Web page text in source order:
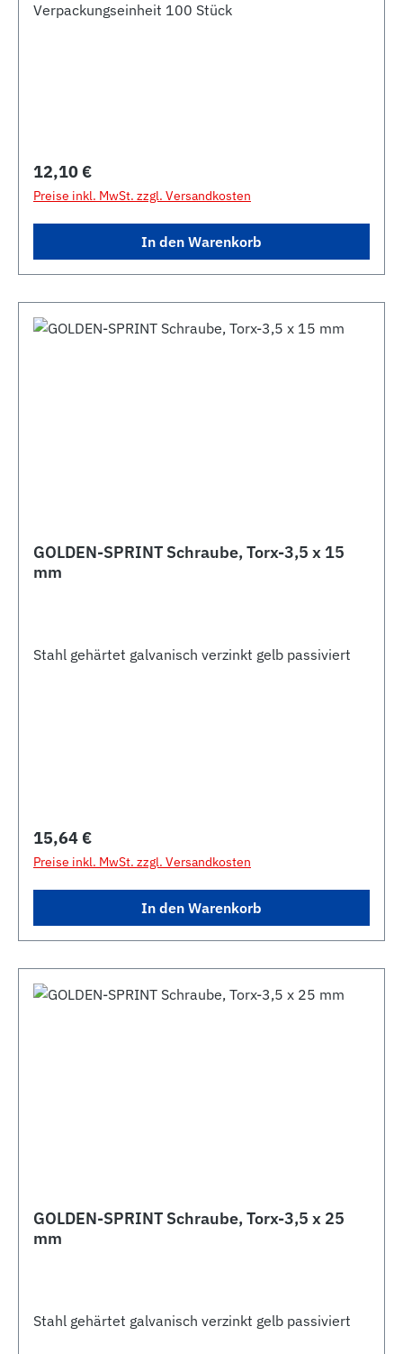
Verpackungseinheit 100 Stück
Regulärer Preis:
12,10 €
Preise inkl. MwSt. zzgl. Versandkosten
In den Warenkorb
GOLDEN-SPRINT Schraube, Torx-3,5 x 15
mm
Stahl gehärtet galvanisch verzinkt gelb passiviert
Regulärer Preis:
15,64 €
Preise inkl. MwSt. zzgl. Versandkosten
In den Warenkorb
GOLDEN-SPRINT Schraube, Torx-3,5 x 25
mm
Stahl gehärtet galvanisch verzinkt gelb passiviert